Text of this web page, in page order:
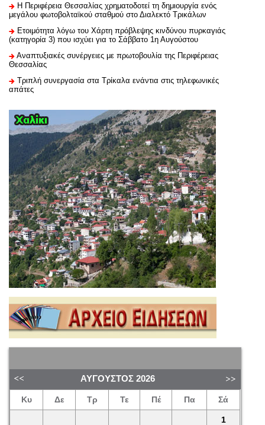
H Περιφέρεια Θεσσαλίας χρηματοδοτεί τη δημιουργία ενός
μεγάλου φωτοβολταϊκού σταθμού στο Διαλεκτό Τρικάλων
Ετοιμότητα λόγω του Χάρτη πρόβλεψης κινδύνου πυρκαγιάς
(κατηγορία 3) που ισχύει για το Σάββατο 1η Αυγούστου
Αναπτυξιακές συνέργειες με πρωτοβουλία της Περιφέρειας
Θεσσαλίας
Τριπλή συνεργασία στα Τρίκαλα ενάντια στις τηλεφωνικές
απάτες
ΑΎΓΟΥΣΤΟΣ 2026
Κυ Δε Τρ Τε Πέ Πα Σά
1